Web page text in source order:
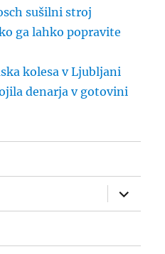
sušilni stroj
ga lahko popravite
kolesa v Ljubljani
denarja v gotovini
Odpri
podmeni